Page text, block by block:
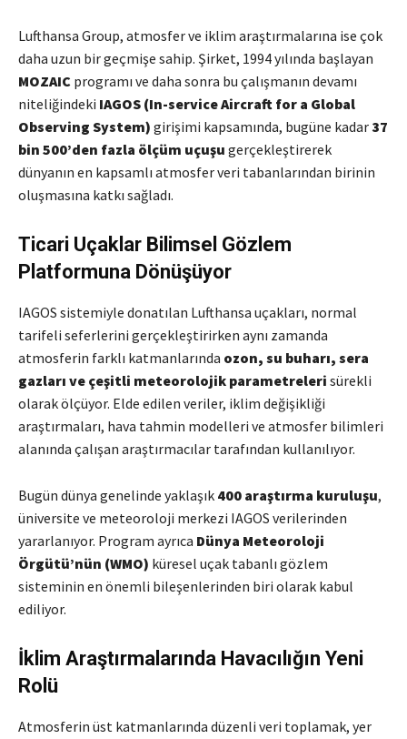
Lufthansa Group, atmosfer ve iklim araştırmalarına ise çok
daha uzun bir geçmişe sahip. Şirket, 1994 yılında başlayan
MOZAIC programı ve daha sonra bu çalışmanın devamı
niteliğindeki IAGOS (In-service Aircraft for a Global
Observing System) girişimi kapsamında, bugüne kadar 37
bin 500’den fazla ölçüm uçuşu gerçekleştirerek
dünyanın en kapsamlı atmosfer veri tabanlarından birinin
oluşmasına katkı sağladı.
Ticari Uçaklar Bilimsel Gözlem
Platformuna Dönüşüyor
IAGOS sistemiyle donatılan Lufthansa uçakları, normal
tarifeli seferlerini gerçekleştirirken aynı zamanda
atmosferin farklı katmanlarında ozon, su buharı, sera
gazları ve çeşitli meteorolojik parametreleri sürekli
olarak ölçüyor. Elde edilen veriler, iklim değişikliği
araştırmaları, hava tahmin modelleri ve atmosfer bilimleri
alanında çalışan araştırmacılar tarafından kullanılıyor.
Bugün dünya genelinde yaklaşık 400 araştırma kuruluşu,
üniversite ve meteoroloji merkezi IAGOS verilerinden
yararlanıyor. Program ayrıca Dünya Meteoroloji
Örgütü’nün (WMO) küresel uçak tabanlı gözlem
sisteminin en önemli bileşenlerinden biri olarak kabul
ediliyor.
İklim Araştırmalarında Havacılığın Yeni
Rolü
Atmosferin üst katmanlarında düzenli veri toplamak, yer